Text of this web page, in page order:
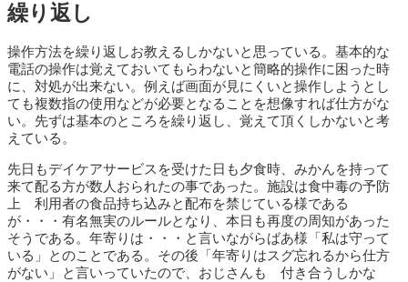
繰り返し
操作方法を繰り返しお教えるしかないと思っている。基本的な
電話の操作は覚えておいてもらわないと簡略的操作に困った時
に、対処が出来ない。例えば画面が見にくいと操作しようとし
ても複数指の使用などが必要となることを想像すれば仕方がな
い。先ずは基本のところを繰り返し、覚えて頂くしかないと考
えている。
先日もデイケアサービスを受けた日も夕食時、みかんを持って
来て配る方が数人おられたの事であった。施設は食中毒の予防
上 利用者の食品持ち込みと配布を禁じている様である
が・・・有名無実のルールとなり、本日も再度の周知があった
そうである。年寄りは・・・と言いながらばあ様「私は守って
いる」とのことである。その後「年寄りはスグ忘れるから仕方
がない」と言いっていたので、おじさんも 付き合うしかな